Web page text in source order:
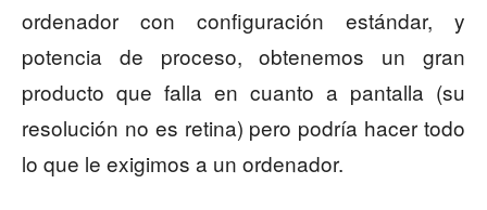
ordenador con configuración estándar, y
potencia de proceso, obtenemos un gran
producto que falla en cuanto a pantalla (su
resolución no es retina) pero podría hacer todo
lo que le exigimos a un ordenador.